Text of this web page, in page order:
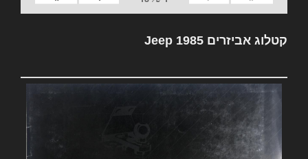
קטלוג אביזרים Jeep 1985